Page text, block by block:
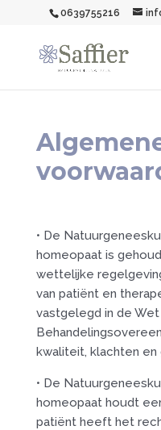
0639755216
• De
homeopaat is
wettelijke
van patiënt en
vastgelegd in de
kwaliteit, klachten en
• De
homeopaat houdt
patiënt heeft het